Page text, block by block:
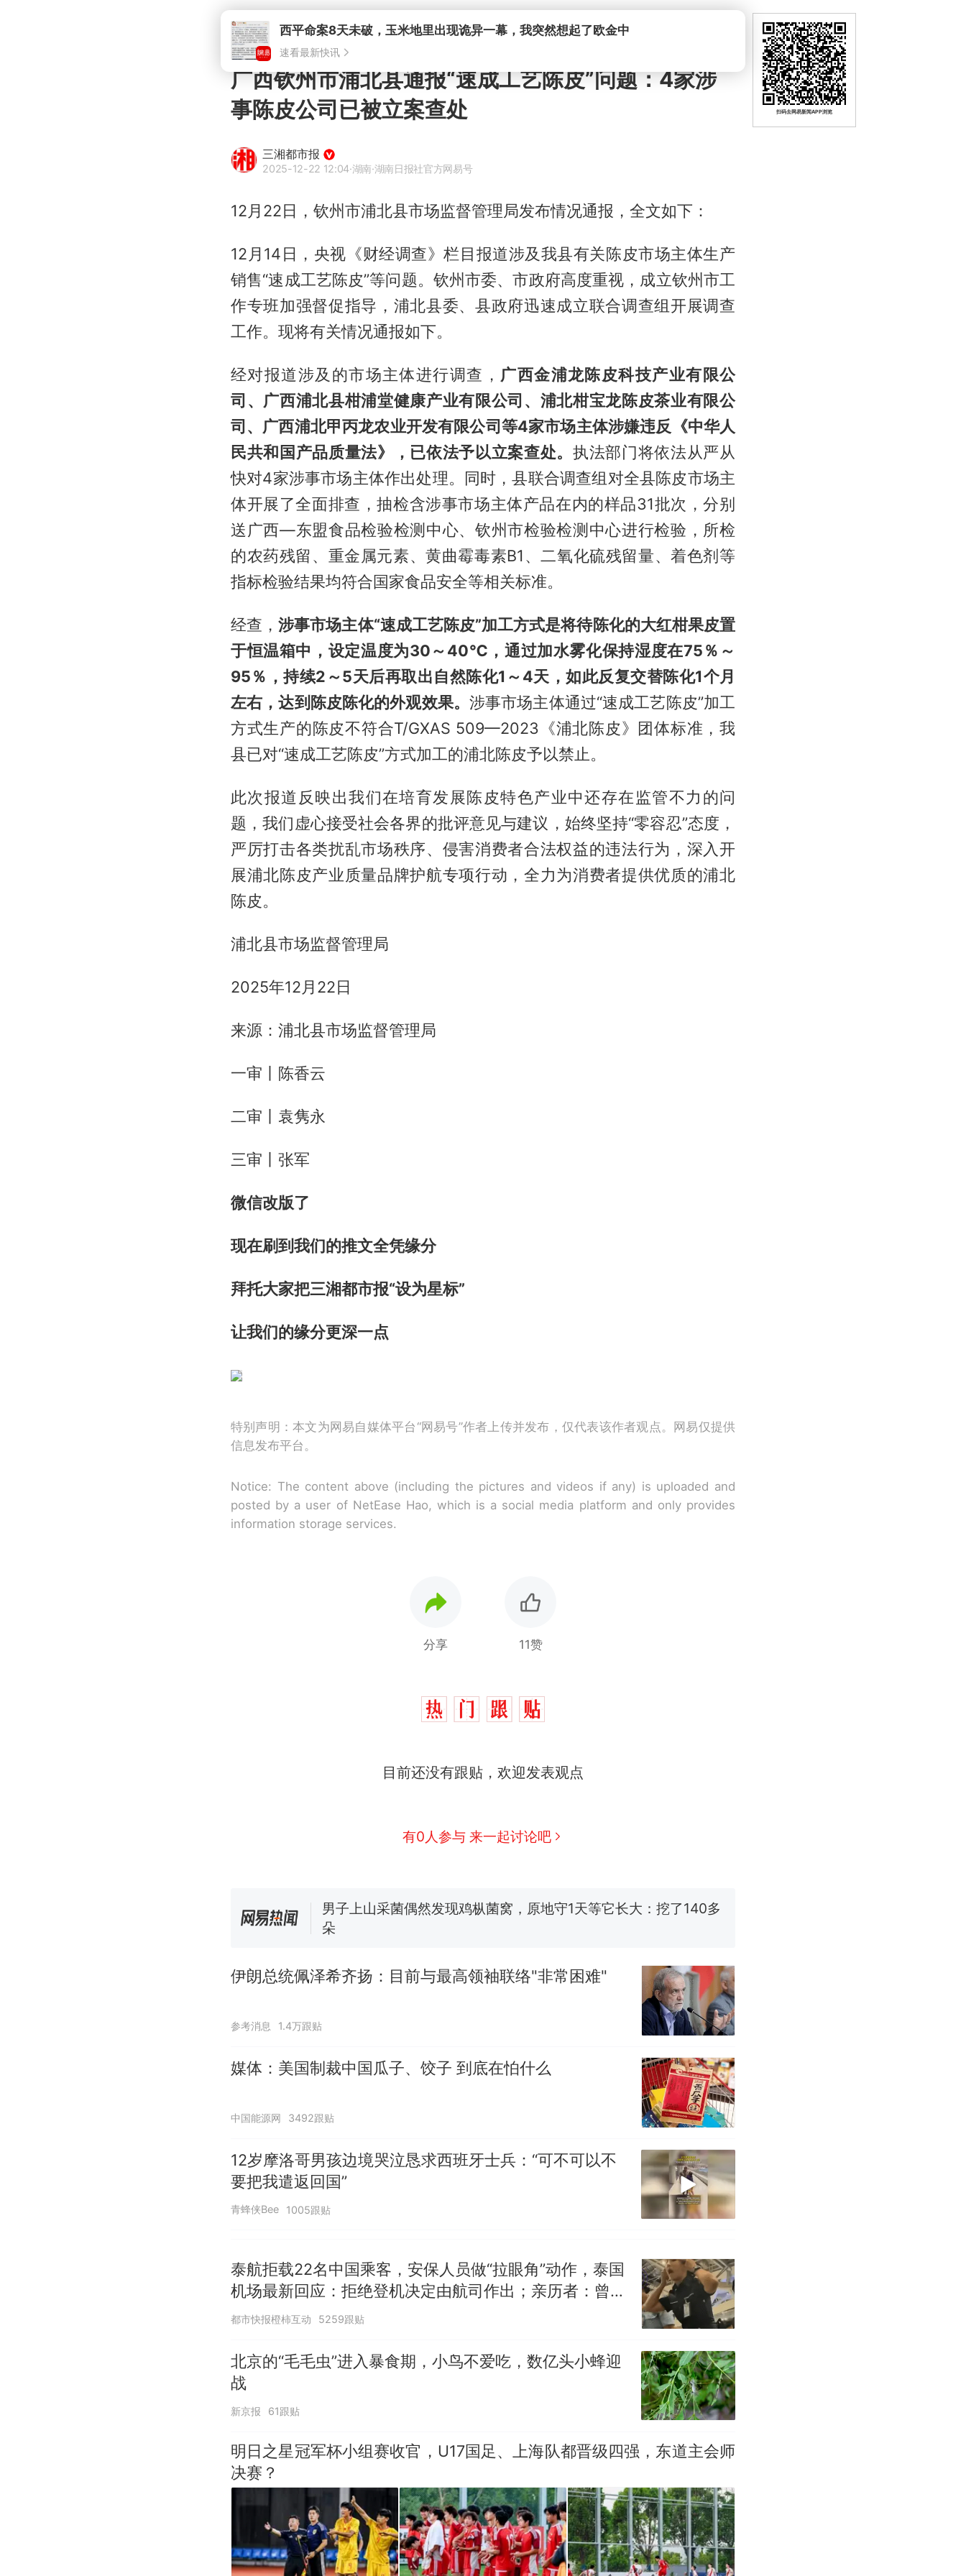
广西钦州市浦北县通报“速成工艺陈皮”问题：4家涉
事陈皮公司已被立案查处
三湘都市报
2025-12-22 12:04·湖南·湖南日报社官方网易号
12月22日，钦州市浦北县市场监督管理局发布情况通报，全文如下：
12月14日，央视《财经调查》栏目报道涉及我县有关陈皮市场主体生产
销售“速成工艺陈皮”等问题。钦州市委、市政府高度重视，成立钦州市工
作专班加强督促指导，浦北县委、县政府迅速成立联合调查组开展调查
工作。现将有关情况通报如下。
经对报道涉及的市场主体进行调查， 广西金浦龙陈皮科技产业有限公
司、广西浦北县柑浦堂健康产业有限公司、浦北柑宝龙陈皮茶业有限公
司、广西浦北甲丙龙农业开发有限公司等4家市场主体涉嫌违反《中华人
民共和国产品质量法》，已依法予以立案查处。 执法部门将依法从严从
快对4家涉事市场主体作出处理。同时，县联合调查组对全县陈皮市场主
体开展了全面排查，抽检含涉事市场主体产品在内的样品31批次，分别
送广西—东盟食品检验检测中心、钦州市检验检测中心进行检验，所检
的农药残留、重金属元素、黄曲霉毒素B1、二氧化硫残留量、着色剂等
指标检验结果均符合国家食品安全等相关标准。
经查，涉事市场主体“速成工艺陈皮”加工方式是将待陈化的大红柑果皮置
于恒温箱中，设定温度为30～40℃，通过加水雾化保持湿度在75％～
95％，持续2～5天后再取出自然陈化1～4天，如此反复交替陈化1个月
左右，达到陈皮陈化的外观效果。 涉事市场主体通过“速成工艺陈皮”加工
方式生产的陈皮不符合T/GXAS 509—2023《浦北陈皮》团体标准，我
县已对“速成工艺陈皮”方式加工的浦北陈皮予以禁止。
此次报道反映出我们在培育发展陈皮特色产业中还存在监管不力的问
题，我们虚心接受社会各界的批评意见与建议，始终坚持“零容忍”态度，
严厉打击各类扰乱市场秩序、侵害消费者合法权益的违法行为，深入开
展浦北陈皮产业质量品牌护航专项行动，全力为消费者提供优质的浦北
陈皮。
浦北县市场监督管理局
2025年12月22日
来源：浦北县市场监督管理局
一审丨陈香云
二审丨袁隽永
三审丨张军
微信改版了
现在刷到我们的推文全凭缘分
拜托大家把三湘都市报“设为星标”
让我们的缘分更深一点
特别声明：本文为网易自媒体平台“网易号”作者上传并发布，仅代表该作者观点。网易仅提供
信息发布平台。
Notice: The content above (including the pictures and videos if any) is uploaded and
posted by a user of NetEase Hao, which is a social media platform and only provides
information storage services.
分享 11赞
目前还没有跟贴，欢迎发表观点
有0人参与 来一起讨论吧
那个在床头放菜刀的女孩，因老师一句“跟我回家”改写了人生
男子上山采菌偶然发现鸡枞菌窝，原地守1天等它长大：挖了140多
朵
参考消息）
伊朗总统佩泽希齐扬：目前与最高领袖联络"非常困难"
参考消息 1.4万跟贴
媒体：美国制裁中国瓜子、饺子 到底在怕什么
中国能源网 3492跟贴
12岁摩洛哥男孩边境哭泣恳求西班牙士兵：“可不可以不
要把我遣返回国”
青蜂侠Bee 1005跟贴
泰航拒载22名中国乘客，安保人员做“拉眼角”动作，泰国
机场最新回应：拒绝登机决定由航司作出；亲历者：曾承
诺免费改签但没兑现
都市快报橙柿互动 5259跟贴
北京的“毛毛虫”进入暴食期，小鸟不爱吃，数亿头小蜂迎
战
新京报 61跟贴
明日之星冠军杯小组赛收官，U17国足、上海队都晋级四强，东道主会师
决赛？
扫码去网易新闻APP浏览